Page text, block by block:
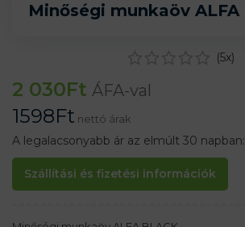
Minőségi munkaöv ALFA
(5x)
2 030Ft ÁFA-val
1598Ft nettó árak
A legalacsonyabb ár az elmúlt 30 napban:
Szállítási és fizetési információk